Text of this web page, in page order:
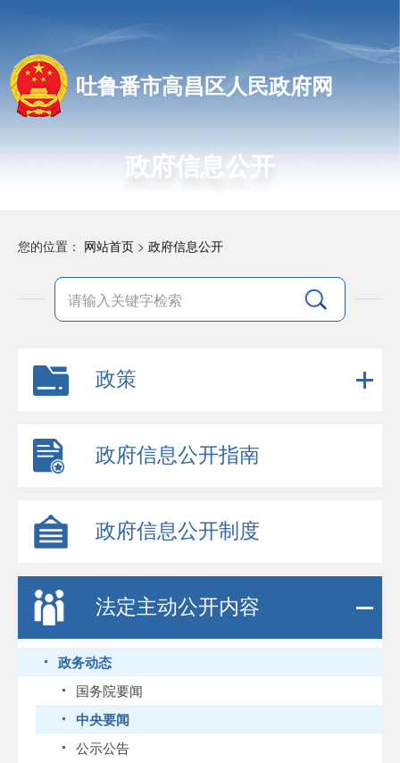
吐鲁番市高昌区人民政府网
政府信息公开
您的位置： 网站首页 > 政府信息公开
政策
政府信息公开指南
政府信息公开制度
法定主动公开内容
政务动态
国务院要闻
中央要闻
公示公告